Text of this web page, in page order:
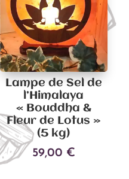
Lampe de Sel de
l’Himalaya
« Bouddha &
Fleur de Lotus »
(5 kg)
59,00 €